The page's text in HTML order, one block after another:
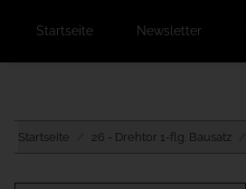
Startseite Newsletter
Startseite 26 - Drehtor 1-flg. Bausatz